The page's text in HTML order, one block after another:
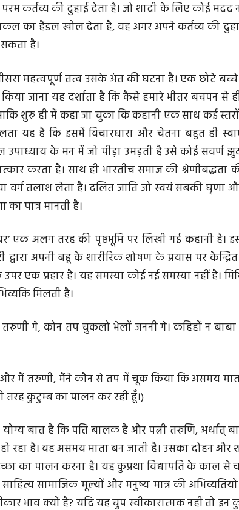
कर्तव्य की दुहाई देता है। जो शादी के लिए कोई
का हैंडल खोल देता है, वह अगर अपने कर्तव्य की दुहाई
है।
महत्वपूर्ण तत्व उसके अंत की घटना है। एक छोटे बच्चे
जाना यह दर्शाता है कि कैसे हमारे भीतर बचपन
शुरु ही में कहा जा चुका कि कहानी एक साथ कई
यह है कि इसमें विचारधारा और चेतना बहुत ही
के मन में जो पीड़ा उमड़ती है उसे कोई सवर्ण
करता है। साथ ही भारतीच समाज की
वर्ग तलाश लेता है। दलित जाति जो स्वयं सबकी घृणा
पात्र मानती है।
एक अलग तरह की पृष्ठभूमि पर लिखी गई कहानी है।
अपनी बहू के शारीरिक शोषण के प्रयास पर
एक प्रहार है। यह समस्या कोई नई समस्या नहीं है।
मिलती है।
गे, कोन तप चुकलो भेलों जननी गे। कहिहों न
मैं तरुणी, मैंने कौन से तप में चूक किया कि असमय
कुटुम्ब का पालन कर रही हूँ।)
बात है कि पति बालक है और पत्नी तरुणि, अर्थात्
रहा है। वह असमय माता बन जाती है। उसका दोहन
का पालन करना है। यह कुप्रथा विद्यापति के काल से
सामाजिक मूल्यों और मनुष्य मात्र की
भाव क्यों है? यदि यह चुप स्वीकारात्मक नहीं तो इन